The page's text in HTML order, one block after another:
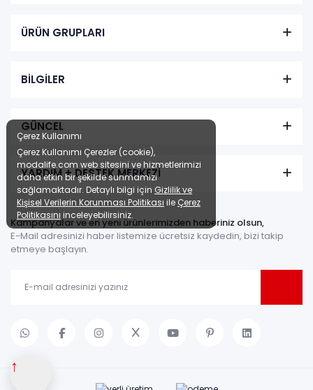
↑
ÜRÜN GRUPLARI
BİLGİLER
GÜNCEL
YARDIM + DESTEK MERKEZİ
Kampanyalar ve en yeni ürünlerimizden haberiniz olsun,
E-Mail adresinizi haber listemize ücretsiz kaydedin, bizi takip
etmeye başlayın.
Çerez Kullanımı
Çerez Kullanımı Çerezler (cookie),
modalife.com web sitesini ve hizmetlerimizi
daha etkin bir şekilde sunmamızı
sağlamaktadır. Detaylı bilgi için Gizlilik ve
Kişisel Verilerin Korunması Politikası ile Çerez
Politikasını inceleyebilirsiniz.